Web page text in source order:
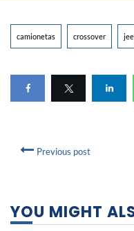
camionetas crossover
Previous post
YOU MIGHT